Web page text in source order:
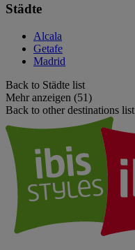
Städte
Alcala
Getafe
Madrid
Back to Städte list
Mehr anzeigen (51)
Back to other destinations list